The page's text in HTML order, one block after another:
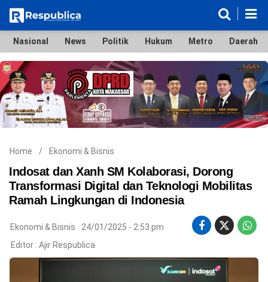
Nasional
News
Politik
Hukum
Metro
Daerah
Ekonomi & Bisnis
Lifestyle
Otomotif
Bola & Sport
Edukasi
Tokoh
Hiburan
2026
.
Right
Nasional News Politik Hukum Metro Daerah
Home / Ekonomi & Bisnis
Indosat dan Xanh SM Kolaborasi, Dorong
Transformasi Digital dan Teknologi Mobilitas
Ramah Lingkungan di Indonesia
Ekonomi & Bisnis
24/01/2025 - 2:53 pm
Editor : Ajir Respublica